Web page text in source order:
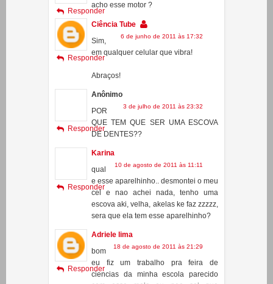
Delavy
6 de junho de 2011 às 15:05
oi saraiva em qualquer celular eu
acho esse motor ?
Responder
Ciência Tube
em qualquer celular que vibra!
Anônimo
3 de julho de 2011 às 23:32
POR
QUE TEM QUE SER UMA ESCOVA
DE DENTES??
Responder
Karina
10 de agosto de 2011 às 11:11
qual
e esse aparelhinho.. desmontei o meu
cel e nao achei nada, tenho uma
escova aki, velha, akelas ke faz zzzzz,
sera que ela tem esse aparelhinho?
Responder
Adriele lima
18 de agosto de 2011 às 21:29
bom